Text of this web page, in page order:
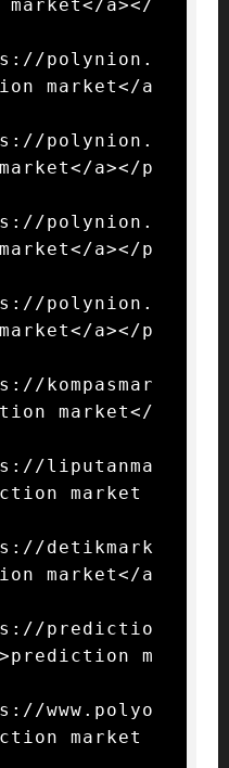
a></
polynion.
market</a
polynion.
a></p
polynion.
a></p
polynion.
a></p
kompasmar
market</
liputanma
market
detikmark
market</a
predictio
m
www.polyo
market